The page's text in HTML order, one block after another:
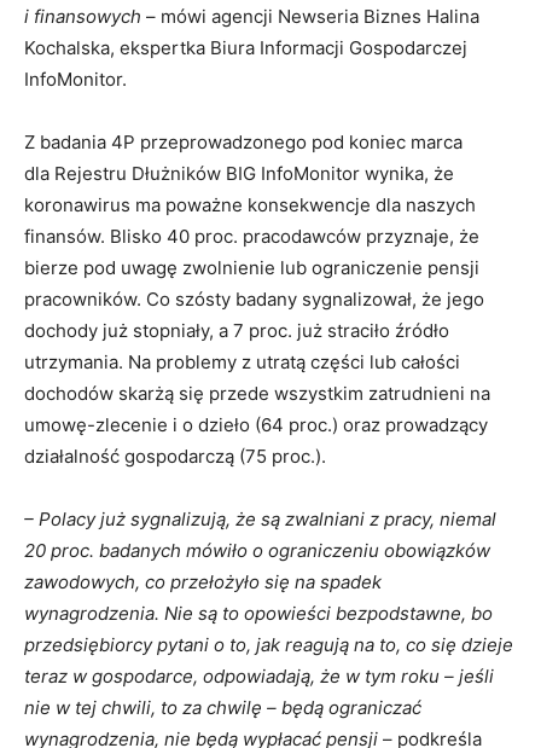
i finansowych – mówi agencji Newseria Biznes Halina
Kochalska, ekspertka Biura Informacji Gospodarczej
InfoMonitor.
Z badania 4P przeprowadzonego pod koniec marca
dla Rejestru Dłużników BIG InfoMonitor wynika, że
koronawirus ma poważne konsekwencje dla naszych
finansów. Blisko 40 proc. pracodawców przyznaje, że
bierze pod uwagę zwolnienie lub ograniczenie pensji
pracowników. Co szósty badany sygnalizował, że jego
dochody już stopniały, a 7 proc. już straciło źródło
utrzymania. Na problemy z utratą części lub całości
dochodów skarżą się przede wszystkim zatrudnieni na
umowę-zlecenie i o dzieło (64 proc.) oraz prowadzący
działalność gospodarczą (75 proc.).
– Polacy już sygnalizują, że są zwalniani z pracy, niemal
20 proc. badanych mówiło o ograniczeniu obowiązków
zawodowych, co przełożyło się na spadek
wynagrodzenia. Nie są to opowieści bezpodstawne, bo
przedsiębiorcy pytani o to, jak reagują na to, co się dzieje
teraz w gospodarce, odpowiadają, że w tym roku – jeśli
nie w tej chwili, to za chwilę – będą ograniczać
wynagrodzenia, nie będą wypłacać pensji – podkreśla